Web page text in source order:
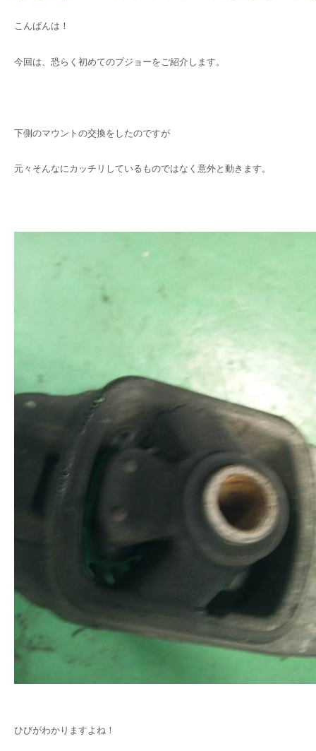
こんばんは！
今回は、恐らく初めてのプジョーをご紹介します。
下側のマウントの交換をしたのですが
元々そんなにカッチリしているものではなく意外と動きます。
ひびがわかりますよね！